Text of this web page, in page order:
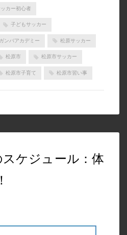
カー初心者
子どもサッカー
ンバアカデミー 松原サッカー
松原市 松原市サッカー
松原市子育て 松原市習い事
スケジュール：体